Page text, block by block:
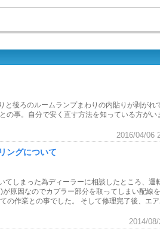
と後ろのルームランプまわりの内貼りが剥がれ
の事。自分で安く直す方法を知っている方がい
2016/04/06
ングについて
てしまった為ディーラーに相談したところ、運
原因なのでカプラー部分を取ってしまい配線
の作業との事でした。 そして修理完了後、エ
2014/